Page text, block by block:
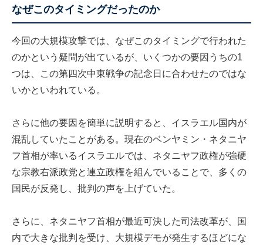
なぜこのタイミングだったのか
今回の大規模攻撃では、なぜこのタイミングで行われた
のかという疑問が出ているが、いくつかの要因うちの1
つは、この第四次中東戦争の記念日に合わせたのではな
いかといわれている。
さらに他の要因を簡単に説明すると、イスラエル国内が
混乱していたことがある。現在のベンヤミン・ネタニヤ
フ首相が率いるイスラエルでは、ネタニヤフ政権が強硬
な宗教右派政党と連立政権を組んでいることで、多くの
国民が反発し、批判の声を上げていた。
さらに、ネタニヤフ首相が最近可決した司法改革が、国
内で大きな批判を受け、大規模デモが発生するほどにな